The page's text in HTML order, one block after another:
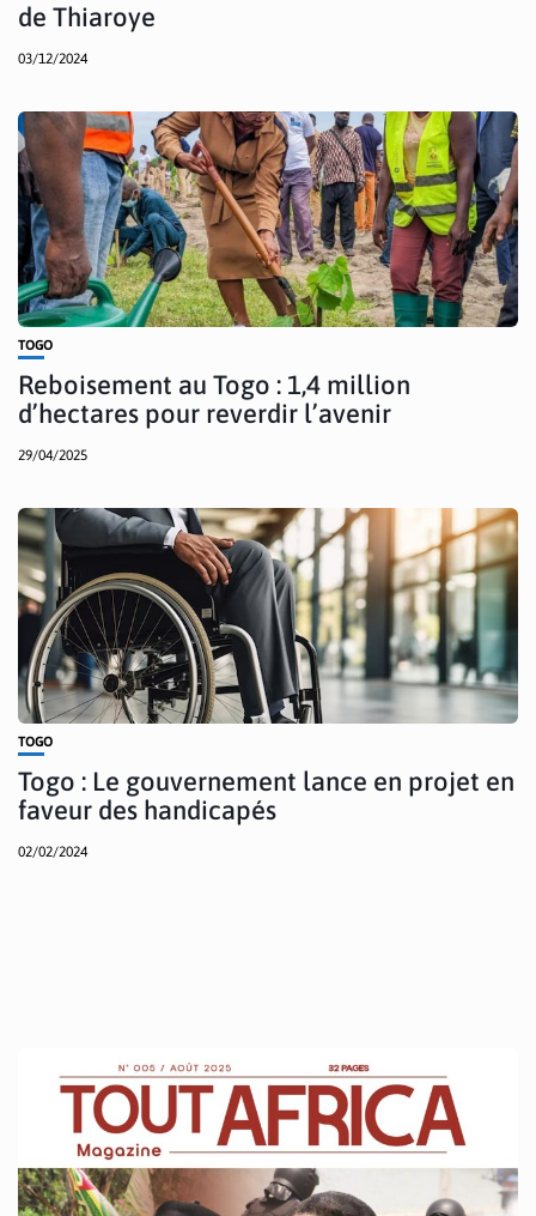
de Thiaroye
03/12/2024
TOGO
Reboisement au Togo : 1,4 million
d’hectares pour reverdir l’avenir
29/04/2025
TOGO
Togo : Le gouvernement lance en projet en
faveur des handicapés
02/02/2024